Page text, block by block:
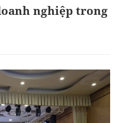
nghiệp trong